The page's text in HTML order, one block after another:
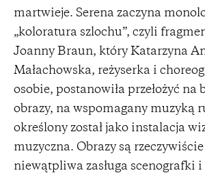
martwieje. Serena zaczyna
„koloratura szlochu”, czyli
Joanny Braun, który Katarzyna
Małachowska, reżyserka i
osobie, postanowiła przełożyć na
obrazy, na wspomagany muzyką
określony został jako instalacja
muzyczna. Obrazy są
niewątpliwa zasługa scenografki